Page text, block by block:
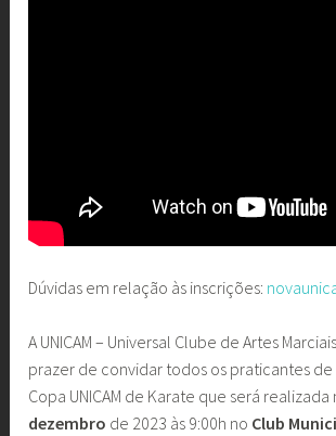
Dúvidas em relação às inscrições:
A UNICAM – Universal Clube de Artes
prazer de convidar todos os praticantes de
Copa UNICAM de Karate que será realizada
dezembro de 2023 às 9:00h no Club